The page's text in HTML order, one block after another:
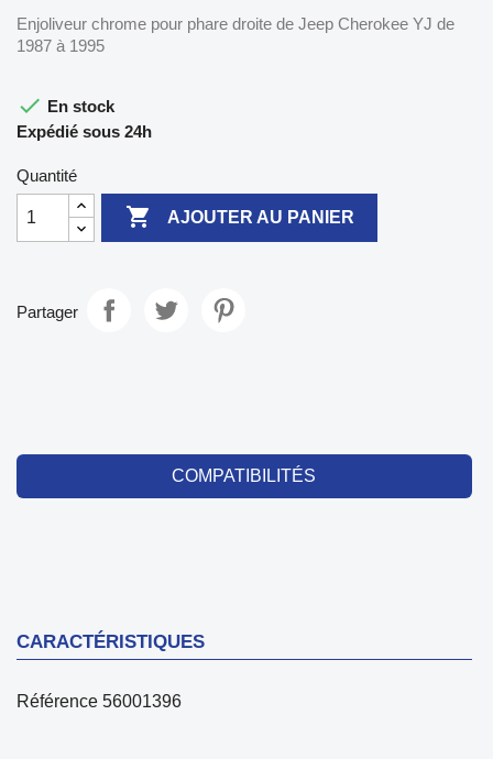
Enjoliveur chrome pour phare droite de Jeep Cherokee YJ de
1987 à 1995
 En stock
Expédié sous 24h
Quantité
 AJOUTER AU PANIER
Partager
COMPATIBILITÉS
CARACTÉRISTIQUES
Référence 56001396